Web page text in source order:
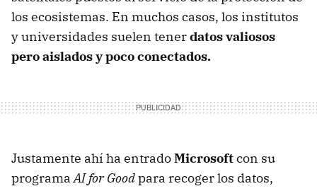
los ecosistemas. En muchos casos, los institutos
y universidades suelen tenerdatos valiosos
pero aislados y poco conectados.
Justamente ahí ha entradoMicrosoftcon su
programaAI for Goodpara recoger los datos,